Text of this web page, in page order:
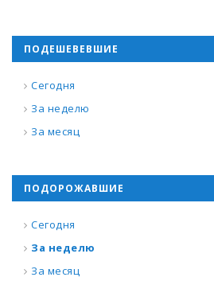
ПОДЕШЕВЕВШИЕ
Сегодня
За неделю
За месяц
ПОДОРОЖАВШИЕ
Сегодня
За неделю
За месяц